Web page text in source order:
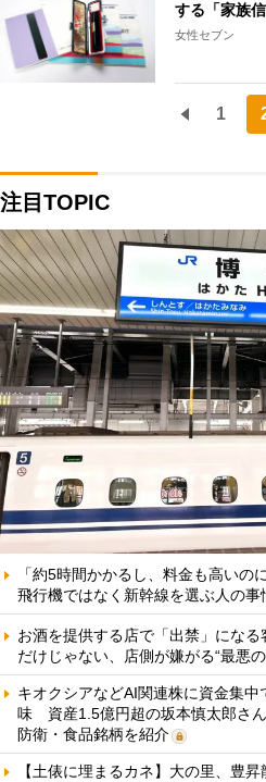
する「家族信
女性セブン
1
注目TOPIC
「約5時間かかるし、料金も高いの
飛行機ではなく新幹線を選ぶ人の事
お酒を提供する店で「出禁」にな
だけじゃない、店側が嫌がる“最悪
キオクシアなどAI関連株に資金集中
味 資産1.5億円超の坂本慎太郎さ
防衛・食品銘柄を紹介
【土俵に埋まるカネ】大の里、豊